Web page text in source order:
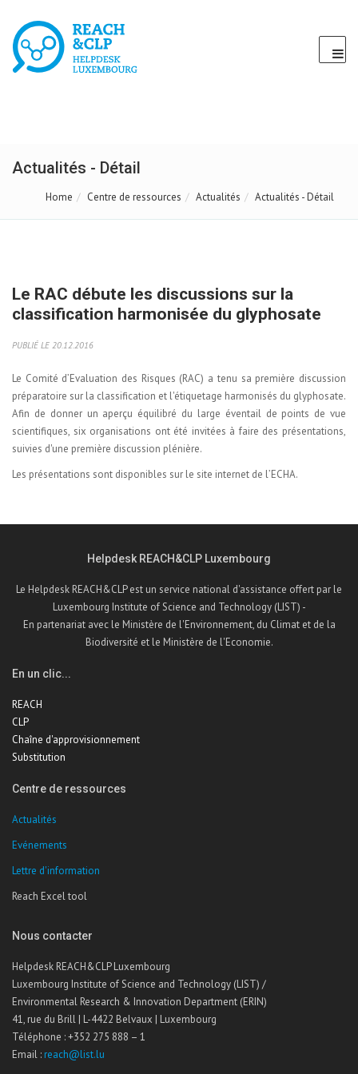
Actualités - Détail
Home Centre de ressources Actualités Actualités - Détail
Le RAC débute les discussions sur la
classification harmonisée du glyphosate
PUBLIÉ LE 20.12.2016
Le Comité d’Evaluation des Risques (RAC) a tenu sa première discussion
préparatoire sur la classification et l'étiquetage harmonisés du glyphosate.
Afin de donner un aperçu équilibré du large éventail de points de vue
scientifiques, six organisations ont été invitées à faire des présentations,
suivies d'une première discussion plénière.
Les présentations sont disponibles sur le site internet de l’ECHA.
Helpdesk REACH&CLP Luxembourg
Le Helpdesk REACH&CLP est un service national d'assistance offert par le
Luxembourg Institute of Science and Technology (LIST) -
En partenariat avec le Ministère de l'Environnement, du Climat et de la
Biodiversité et le Ministère de l'Economie.
En un clic...
REACH
CLP
Chaîne d'approvisionnement
Substitution
Centre de ressources
Actualités
Evénements
Lettre d'information
Reach Excel tool
Nous contacter
Helpdesk REACH&CLP Luxembourg
Luxembourg Institute of Science and Technology (LIST) /
Environmental Research & Innovation Department (ERIN)
41, rue du Brill | L-4422 Belvaux | Luxembourg
Téléphone : +352 275 888 – 1
Email : reach@list.lu